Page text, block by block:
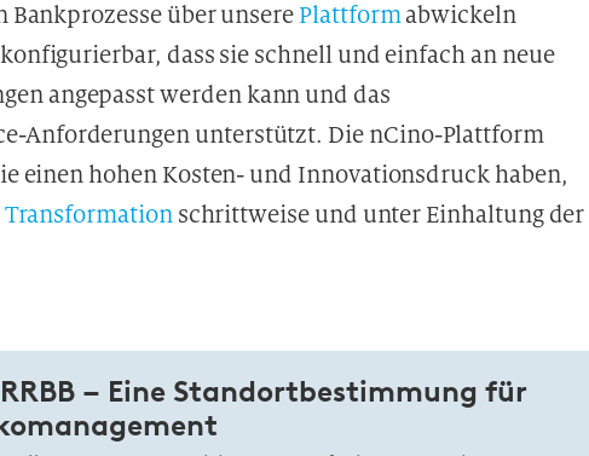
über unsere Plattformabwickeln
dass sie schnell und einfach an neue
angepasst werden kann und das
Anforderungen unterstützt. Die nCino-Plattform
einen hohen Kosten- und Innovationsdruck haben,
Transformationschrittweise und unter Einhaltung der
– Eine Standortbestimmung für